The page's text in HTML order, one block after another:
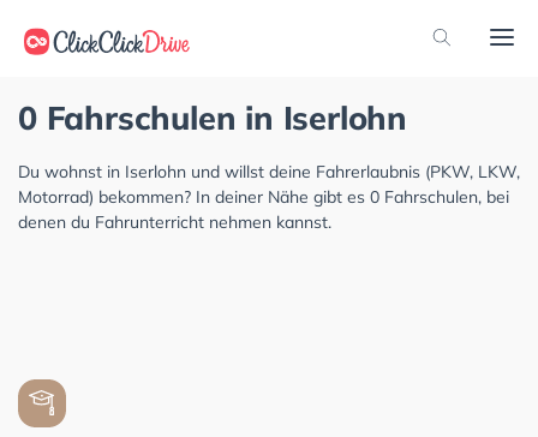
0 Fahrschulen in Iserlohn
Du wohnst in Iserlohn und willst deine Fahrerlaubnis (PKW, LKW,
Motorrad) bekommen? In deiner Nähe gibt es 0 Fahrschulen, bei
denen du Fahrunterricht nehmen kannst.